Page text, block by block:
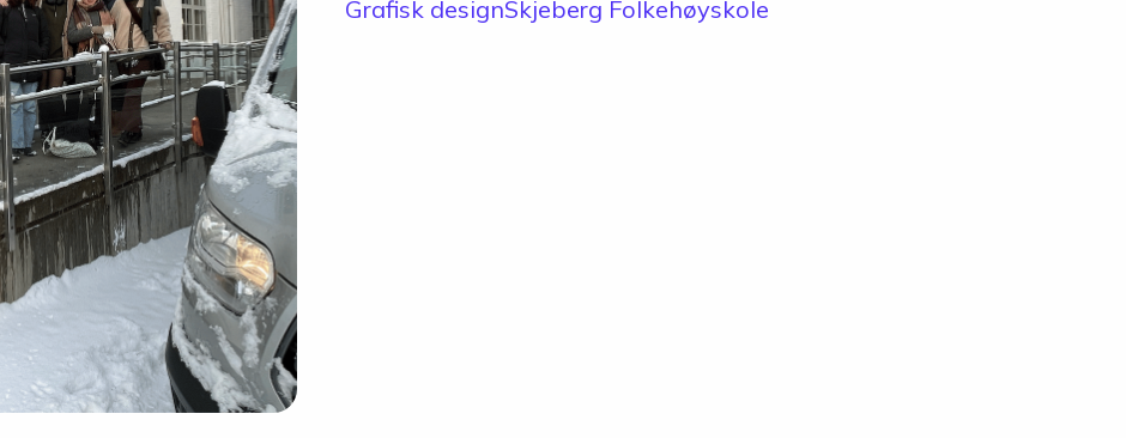
Om skolen
Radio Skjeberg
Beliggenhet
Tidligere elever
Verdigrunnlag og reglement
Kurs og utleie
Information in English
Opptakskrav og
Grafisk designSkjeberg Folkehøyskole